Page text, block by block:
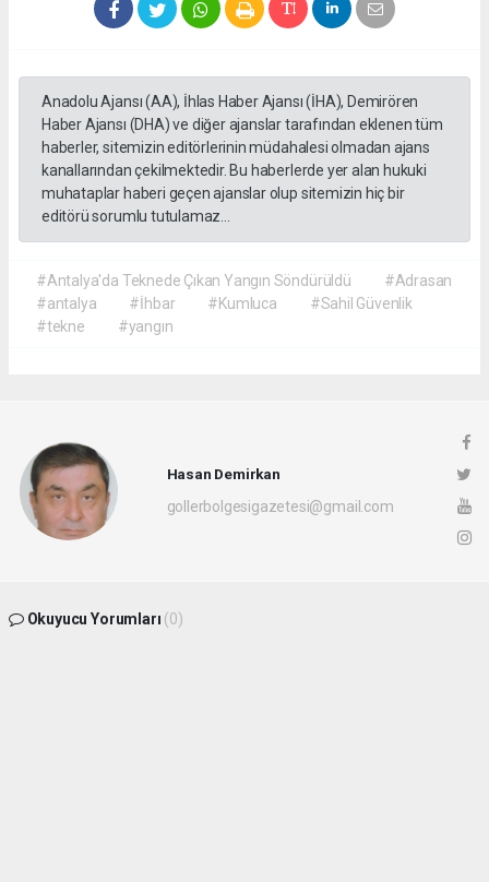
Anadolu Ajansı (AA), İhlas Haber Ajansı (İHA), Demirören
Haber Ajansı (DHA) ve diğer ajanslar tarafından eklenen tüm
haberler, sitemizin editörlerinin müdahalesi olmadan ajans
kanallarından çekilmektedir. Bu haberlerde yer alan hukuki
muhataplar haberi geçen ajanslar olup sitemizin hiç bir
editörü sorumlu tutulamaz...
#Antalya'da Teknede Çıkan Yangın Söndürüldü
#Adrasan
#antalya
#İhbar #Kumluca
#Sahil Güvenlik
#tekne
#yangın
Hasan Demirkan
gollerbolgesigazetesi@gmail.com
Okuyucu Yorumları (0)